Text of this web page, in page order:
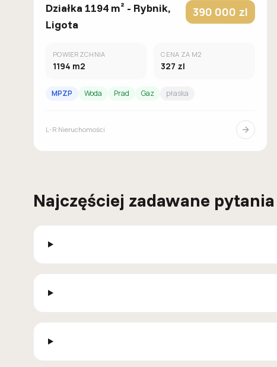
Działka 1194 m² - Rybnik,
Ligota
390 000 zl
POWIERZCHNIA
1194 m2
CENA ZA M2
327 zl
MPZP Woda Prad Gaz płaska
L-R Nieruchomości
Najczęściej zadawane pytania